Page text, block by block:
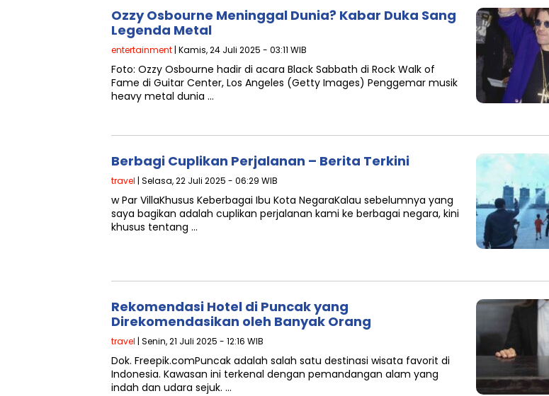
Ozzy Osbourne Meninggal Dunia? Kabar Duka Sang
Legenda Metal
entertainment | Kamis, 24 Juli 2025 - 03:11 WIB
Foto: Ozzy Osbourne hadir di acara Black Sabbath di Rock Walk of
Fame di Guitar Center, Los Angeles (Getty Images) Penggemar musik
heavy metal dunia …
Berbagi Cuplikan Perjalanan – Berita Terkini
travel | Selasa, 22 Juli 2025 - 06:29 WIB
w Par VillaKhusus Keberbagai Ibu Kota NegaraKalau sebelumnya yang
saya bagikan adalah cuplikan perjalanan kami ke berbagai negara, kini
khusus tentang …
Rekomendasi Hotel di Puncak yang
Direkomendasikan oleh Banyak Orang
travel | Senin, 21 Juli 2025 - 12:16 WIB
Dok. Freepik.comPuncak adalah salah satu destinasi wisata favorit di
Indonesia. Kawasan ini terkenal dengan pemandangan alam yang
indah dan udara sejuk. …